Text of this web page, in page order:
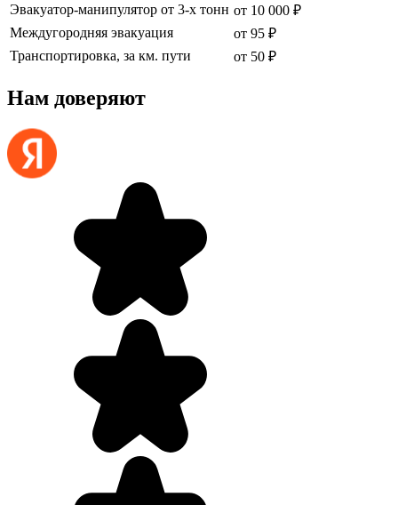
Эвакуатор-манипулятор от 3-х тонн от 10 000 ₽
Междугородняя эвакуация
от 95 ₽
Транспортировка, за км. пути
от 50 ₽
Нам доверяют